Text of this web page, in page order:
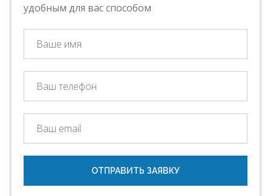
удобным для вас способом
ОТПРАВИТЬ ЗАЯВКУ